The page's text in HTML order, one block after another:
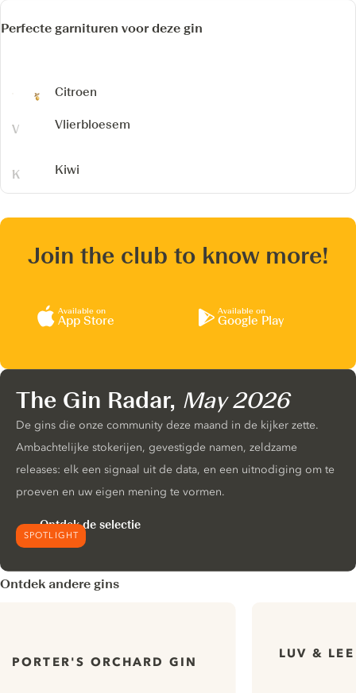
Perfecte garnituren voor deze gin
Citroen
Vlierbloesem
Kiwi
Join the club to know more!
Available on
App Store
Available on
Google Play
SPOTLIGHT
The Gin Radar, May 2026
De gins die onze community deze maand in de kijker zette.
Ambachtelijke stokerijen, gevestigde namen, zeldzame
releases: elk een signaal uit de data, en een uitnodiging om te
proeven en uw eigen mening te vormen.
Ontdek de selectie
Ontdek andere gins
PORTER'S ORCHARD GIN
LUV &